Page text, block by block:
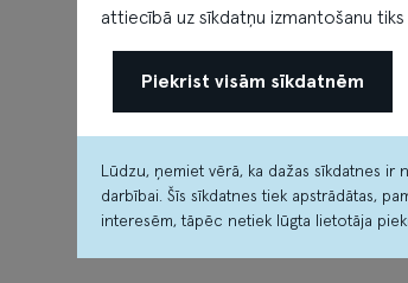
attiecībā uz sīkdatņu izmantošanu tiks
Piekrist visām sīkdatnēm
Lūdzu, ņemiet vērā, ka dažas sīkdatnes ir
darbībai. Šīs sīkdatnes tiek apstrādātas,
interesēm, tāpēc netiek lūgta lietotāja